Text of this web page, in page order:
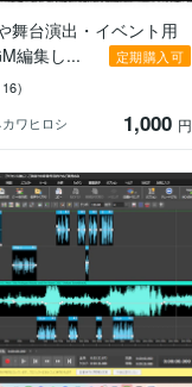
舞台演出・イベント用
編集し...
定期購入可
カワヒロシ
1,000 円